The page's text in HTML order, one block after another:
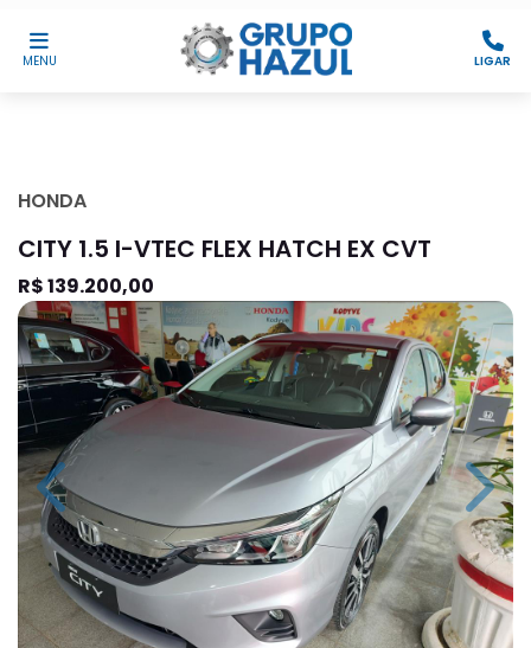
MENU LIGAR
HONDA
CITY 1.5 I-VTEC FLEX HATCH EX CVT
R$ 139.200,00
Previous Next